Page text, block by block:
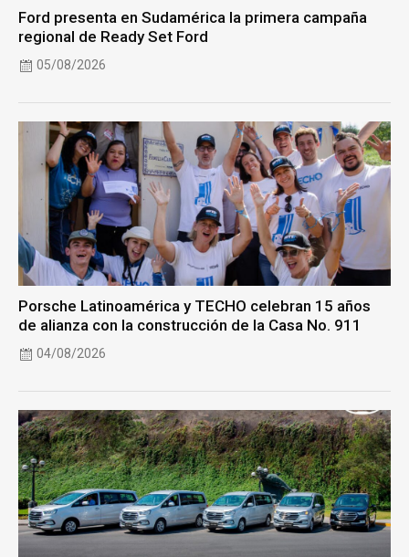
Ford presenta en Sudamérica la primera campaña
regional de Ready Set Ford
05/08/2026
Porsche Latinoamérica y TECHO celebran 15 años
de alianza con la construcción de la Casa No. 911
04/08/2026